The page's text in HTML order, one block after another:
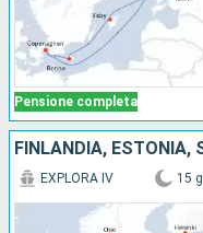
Pensione completa
EXPLORA IV 15 g